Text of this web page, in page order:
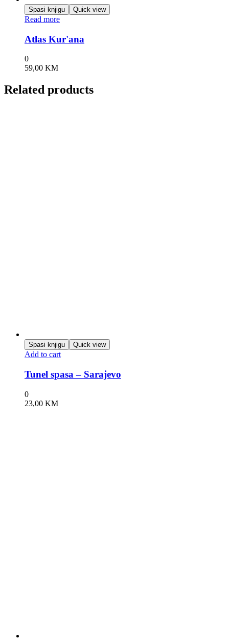
Spasi knjigu Quick view
Read more
Atlas Kur'ana
0
59,00 KM
Related products
Spasi knjigu Quick view
Add to cart
Tunel spasa – Sarajevo
0
23,00 KM